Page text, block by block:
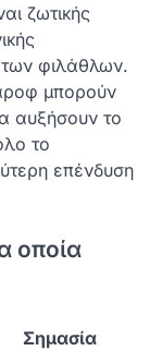
ζωτικής
των φιλάθλων.
μπορούν
αυξήσουν το
το
επένδυση
οποία
Σημασία